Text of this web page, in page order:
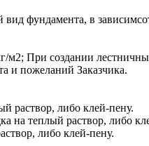
фундамента, в
м2; При создании
и пожеланий Заказчика.
раствор, либо клей-пену.
на теплый раствор, либо
либо клей-пену.